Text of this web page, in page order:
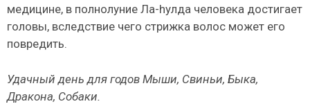
медицине, в полнолу­ние Ла-hулда человека достигает
головы, вследствие чего стрижка волос может его
повредить.
Удачный день для годов Мыши, Свиньи, Быка,
Дракона, Собаки.